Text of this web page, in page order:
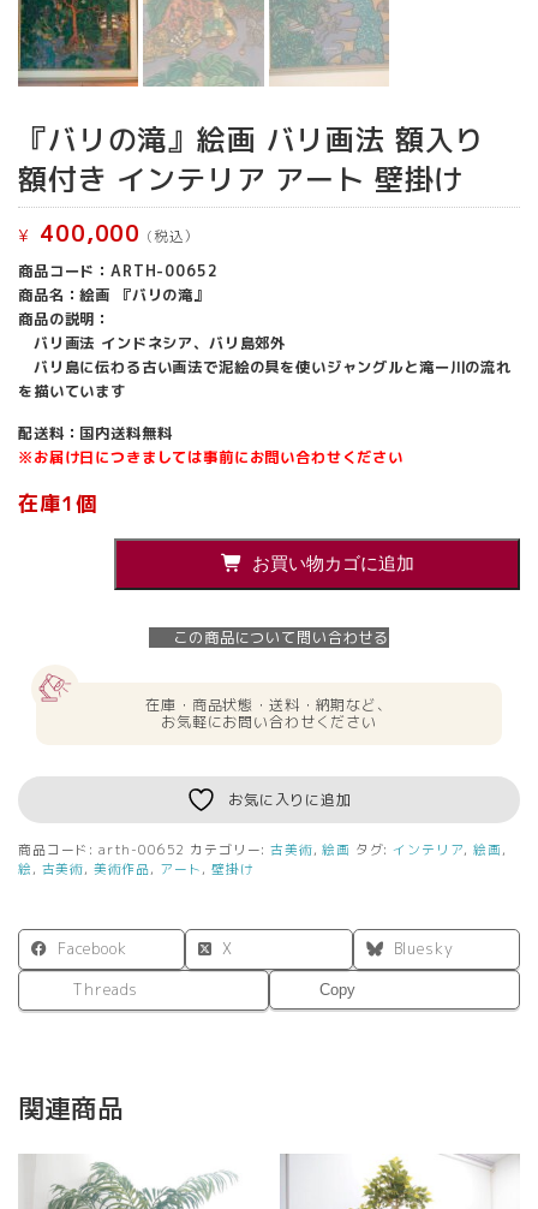
『バリの滝』絵画 バリ画法 額入り
額付き インテリア アート 壁掛け
¥ 400,000 (税込）
商品コード：ARTH-00652
商品名：絵画 『バリの滝』
商品の説明：
バリ画法 インドネシア、バリ島郊外
バリ島に伝わる古い画法で泥絵の具を使いジャングルと滝ー川の流れ
を描いています
配送料：国内送料無料
※お届け日につきましては事前にお問い合わせください
在庫1個
額
入
り
額
イ
ン
リ
ト
壁
掛
お買い物カゴに追加
この商品について問い合わせる
在庫・商品状態・送料・納期など、
お気軽にお問い合わせください
お気に入りに追加
商品コード: arth-00652 カテゴリー:古美術,絵画 タグ:インテリア,絵画 ,
絵 , 古美術, 美術作品, アート ,壁掛け
Facebook X
Bluesky
Threads
Copy
関連商品